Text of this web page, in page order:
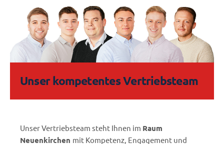
Unser kompetentes Vertriebsteam
Unser Vertriebsteam steht Ihnen im Raum
Neuenkirchen mit Kompetenz, Engagement und